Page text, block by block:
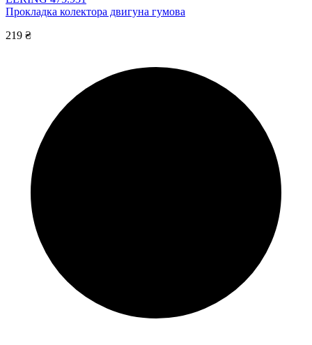
Прокладка колектора двигуна гумова
219 ₴